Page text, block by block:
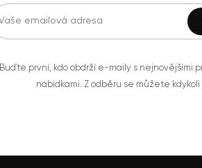
Buďte první, kdo obdrží e-maily s nejnovějšími
nabídkami. Z odběru se můžete kdykoli